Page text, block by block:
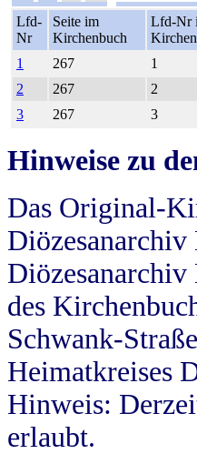
Lfd-
Nr
Seite im
Kirchenbuch
Lfd-Nr
1
267 1
2
267 2
3
267 3
Hinweise zu
Das Original-
des
Schwank-
Heimatkreises
Hinweis:
erlaubt.